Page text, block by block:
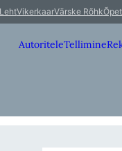
VikerkaarVärske Rõhk
AutoriteleTellimine